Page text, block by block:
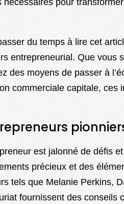
pour
du temps à lire cet
entrepreneurial. Que vous
des moyens de passer à
commerciale capitale,
est jalonné de défis
précieux et des
tels que Melanie Perkins,
fournissent des conseils